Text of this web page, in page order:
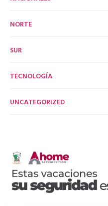
NORTE
SUR
TECNOLOGÍA
UNCATEGORIZED